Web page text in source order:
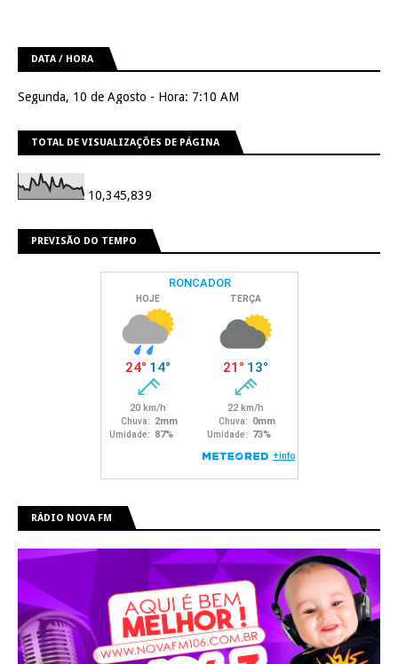
DATA / HORA
Segunda, 10 de Agosto - Hora: 7:10 AM
TOTAL DE VISUALIZAÇÕES DE PÁGINA
10,345,839
PREVISÃO DO TEMPO
RÁDIO NOVA FM